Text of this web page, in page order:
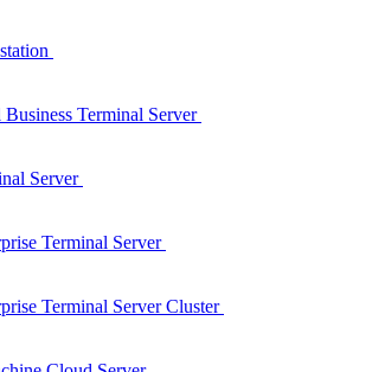
Terminal Server
Server
Terminal Server
Terminal Server Cluster